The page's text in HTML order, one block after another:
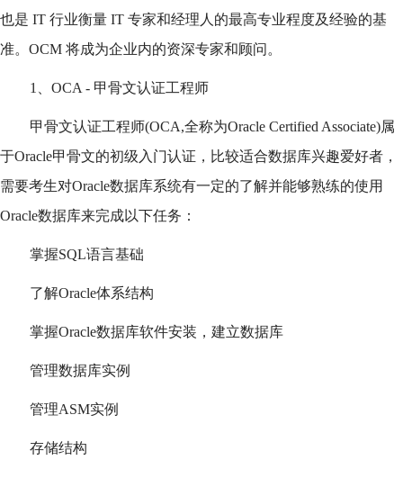
也是 IT 行业衡量 IT 专家和经理人的最高专业程度及经验的基
准。OCM 将成为企业内的资深专家和顾问。
1、OCA - 甲骨文认证工程师
甲骨文认证工程师(OCA,全称为Oracle Certified Associate)属
于Oracle甲骨文的初级入门认证，比较适合数据库兴趣爱好者，
需要考生对Oracle数据库系统有一定的了解并能够熟练的使用
Oracle数据库来完成以下任务：
掌握SQL语言基础
了解Oracle体系结构
掌握Oracle数据库软件安装，建立数据库
管理数据库实例
管理ASM实例
存储结构